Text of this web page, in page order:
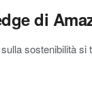
di
sostenibilità